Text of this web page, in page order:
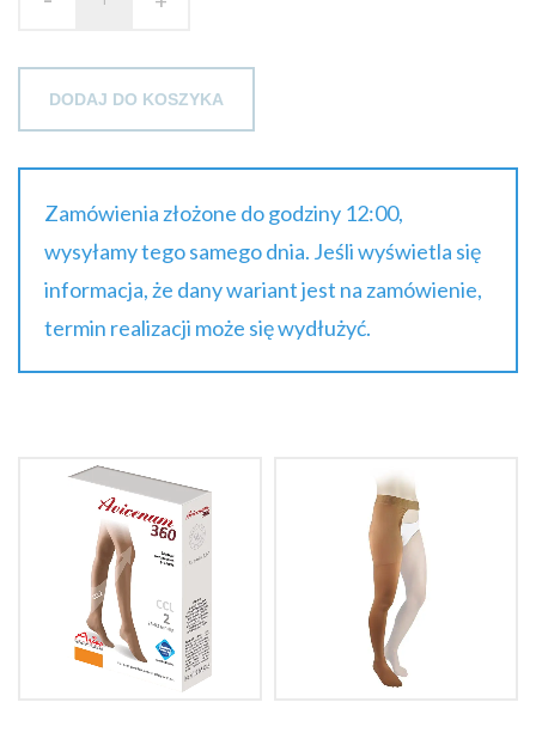
DODAJ DO KOSZYKA
Zamówienia złożone do godziny 12:00,
wysyłamy tego samego dnia. Jeśli wyświetla się
informacja, że dany wariant jest na zamówienie,
termin realizacji może się wydłużyć.